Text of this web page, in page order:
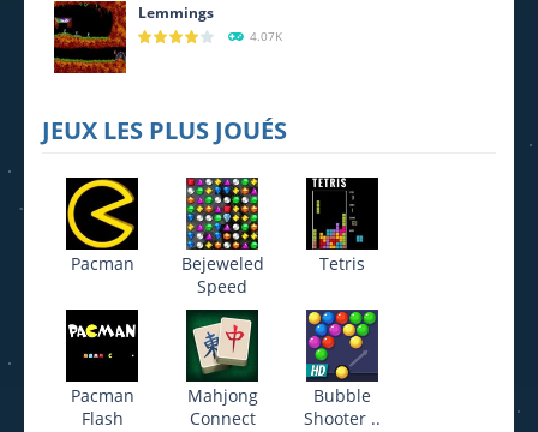
Lemmings
4.07K
JEUX LES PLUS JOUÉS
Pacman
Bejeweled
Speed
Tetris
Pacman
Flash
Mahjong
Connect
Bubble
Shooter ..